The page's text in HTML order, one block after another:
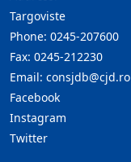
Targoviste
Phone: 0245-207600
Fax: 0245-212230
Email: consjdb@cjd.ro
Facebook
Instagram
Twitter